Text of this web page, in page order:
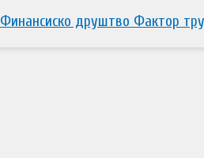
Финансиско друштво Фактор